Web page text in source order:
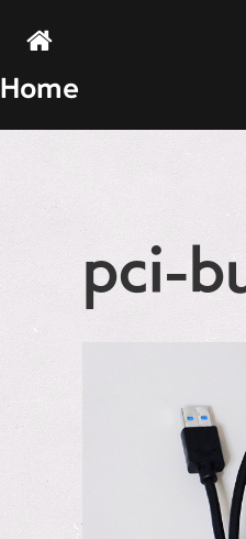
Home
pci-